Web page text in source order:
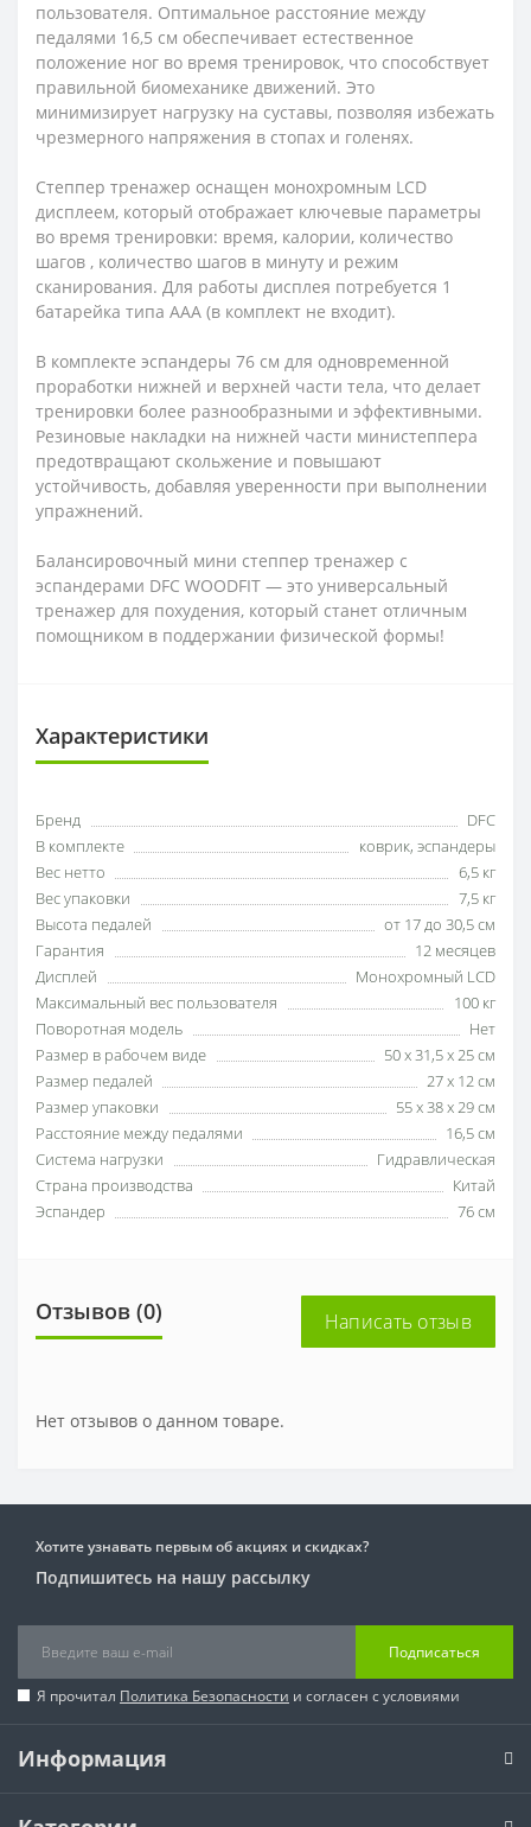
пользователя. Оптимальное расстояние между
педалями 16,5 см обеспечивает естественное
положение ног во время тренировок, что способствует
правильной биомеханике движений. Это
минимизирует нагрузку на суставы, позволяя избежать
чрезмерного напряжения в стопах и голенях.
Степпер тренажер оснащен монохромным LCD
дисплеем, который отображает ключевые параметры
во время тренировки: время, калории, количество
шагов , количество шагов в минуту и режим
сканирования. Для работы дисплея потребуется 1
батарейка типа AAA (в комплект не входит).
В комплекте эспандеры 76 см для одновременной
проработки нижней и верхней части тела, что делает
тренировки более разнообразными и эффективными.
Резиновые накладки на нижней части министеппера
предотвращают скольжение и повышают
устойчивость, добавляя уверенности при выполнении
упражнений.
Балансировочный мини степпер тренажер с
эспандерами DFC WOODFIT — это универсальный
тренажер для похудения, который станет отличным
помощником в поддержании физической формы!
Характеристики
Бренд
DFC
В комплекте
коврик, эспандеры
Вес нетто
6,5 кг
Вес упаковки
7,5 кг
Высота педалей
от 17 до 30,5 см
Гарантия
12 месяцев
Дисплей
Монохромный LCD
Максимальный вес пользователя
100 кг
Поворотная модель
Нет
Размер в рабочем виде
50 x 31,5 x 25 см
Размер педалей
27 x 12 см
Размер упаковки
55 х 38 х 29 см
Расстояние между педалями
16,5 см
Система нагрузки
Гидравлическая
Страна производства
Китай
Эспандер
76 см
Отзывов (0) Написать отзыв
Нет отзывов о данном товаре.
Хотите узнавать первым об акциях и скидках?
Подпишитесь на нашу рассылку
Подписаться
Я прочитал Политика Безопасности и согласен с условиями
Информация